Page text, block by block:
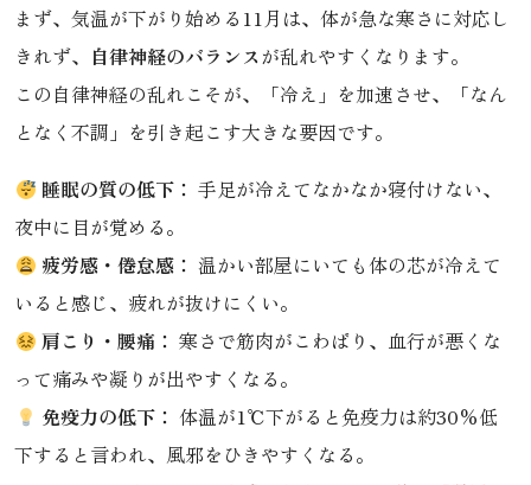
まず、気温が下がり始める11月は、体が急な寒さに対応し
きれず、 自律神経のバランスが乱れやすくなります。
この自律神経の乱れこそが、「冷え」を加速させ、「なん
となく不調」を引き起こす大きな要因です。
睡眠の質の低下： 手足が冷えてなかなか寝付けない、
夜中に目が覚める。
疲労感・倦怠感： 温かい部屋にいても体の芯が冷えて
いると感じ、疲れが抜けにくい。
肩こり・腰痛： 寒さで筋肉がこわばり、血行が悪くな
って痛みや凝りが出やすくなる。
免疫力の低下： 体温が1℃下がると免疫力は約30%低
下すると言われ、風邪をひきやすくなる。